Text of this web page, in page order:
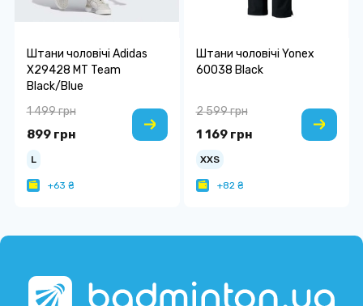
Штани чоловічі Adidas
X29428 MT Team
Black/Blue
899 грн
1 499 грн
L
+63 ₴
Штани чоловічі Yonex
60038 Black
1 169 грн
2 599 грн
XXS
+82 ₴